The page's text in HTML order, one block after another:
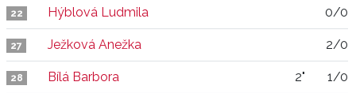
22 Hýblová Ludmila 0/0
27 Ježková Anežka 2/0
28 Bílá Barbora 2" 1/0